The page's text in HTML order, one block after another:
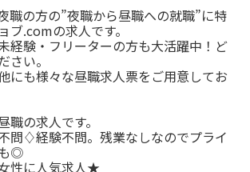
職の方の”夜職から昼職への就職”に特
ブ.comの求人です。
経験・フリーターの方も大活躍中！ど
さい。
にも様々な昼職求人票をご用意してお
職の求人です。
問♢経験不問。残業なしなのでプライ
◎
性に人気求人★